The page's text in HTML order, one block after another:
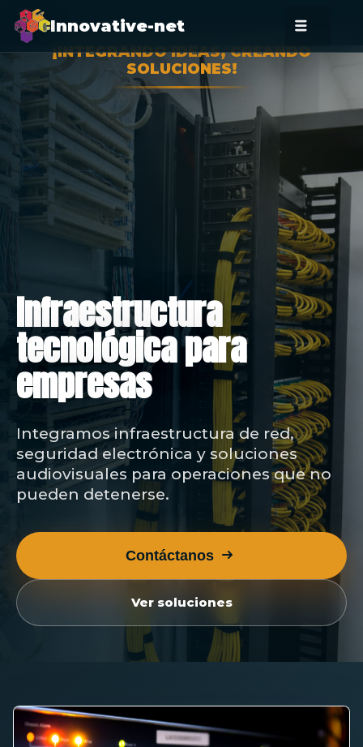
Innovative-net
Nosotros
Misión
Visión
Valores
Código de ética
Certificaciones
Soluciones
Por industria
Por solución
Por ciudad
Nuestro proceso
Certificaciones técnicas
Portafolio
Mapa
Clientes
Certificaciones
Newsletter
Contáctanos
¡INTEGRANDO IDEAS, CREANDO
SOLUCIONES!
Infraestructura
tecnológica para
empresas
Integramos infraestructura de red,
seguridad electrónica y soluciones
audiovisuales para operaciones que no
pueden detenerse.
Contáctanos
Ver soluciones